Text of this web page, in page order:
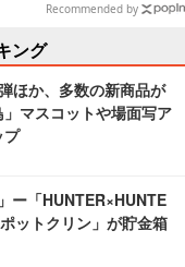
Recommended by
ング
ほか、多数の新商品が
マスコットや場面写ア
プ
ー「HUNTER×HUNTE
ットクリン」が貯金箱